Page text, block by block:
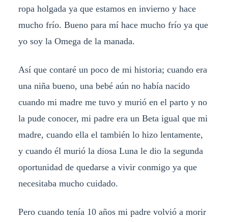
ropa holgada ya que estamos en invierno y hace
mucho frío. Bueno para mí hace mucho frío ya que
yo soy la Omega de la manada.
Así que contaré un poco de mi historia; cuando era
una niña bueno, una bebé aún no había nacido
cuando mi madre me tuvo y murió en el parto y no
la pude conocer, mi padre era un Beta igual que mi
madre, cuando ella el también lo hizo lentamente,
y cuando él murió la diosa Luna le dio la segunda
oportunidad de quedarse a vivir conmigo ya que
necesitaba mucho cuidado.
Pero cuando tenía 10 años mi padre volvió a morir